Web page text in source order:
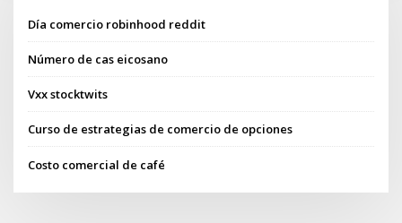
Día comercio robinhood reddit
Número de cas eicosano
Vxx stocktwits
Curso de estrategias de comercio de opciones
Costo comercial de café